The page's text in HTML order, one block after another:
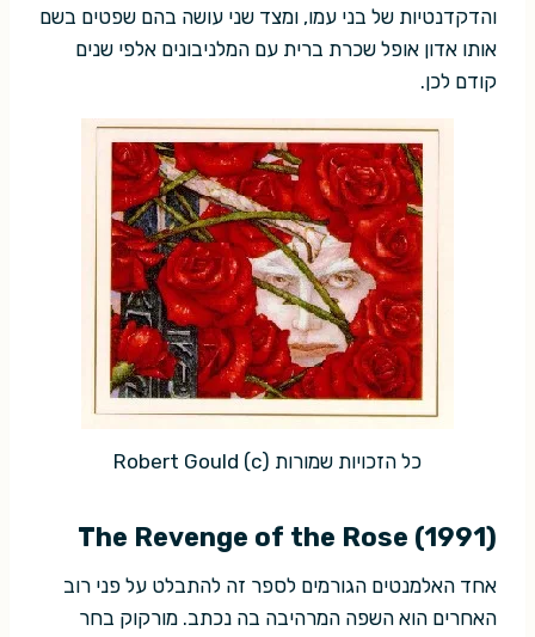
והדקדנטיות של בני עמו, ומצד שני עושה בהם שפטים בשם
אותו אדון אופל שכרת ברית עם המלניבונים אלפי שנים
קודם לכן.
כל הזכויות שמורות (c) Robert Gould
The Revenge of the Rose (1991)
אחד האלמנטים הגורמים לספר זה להתבלט על פני רוב
האחרים הוא השפה המרהיבה בה נכתב. מורקוק בחר